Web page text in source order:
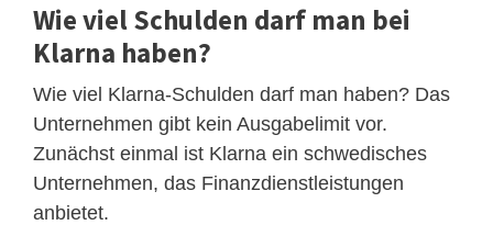
Wie viel Schulden darf man bei
Klarna haben?
Wie viel Klarna-Schulden darf man haben? Das
Unternehmen gibt kein Ausgabelimit vor.
Zunächst einmal ist Klarna ein schwedisches
Unternehmen, das Finanzdienstleistungen
anbietet.